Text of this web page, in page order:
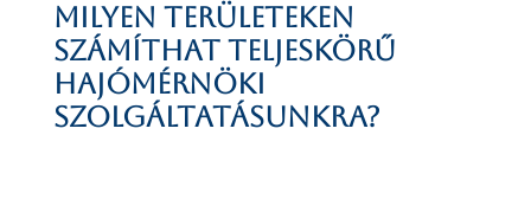
Milyen területeken
számíthat teljeskörű
hajómérnöki
szolgáltatásunkra?